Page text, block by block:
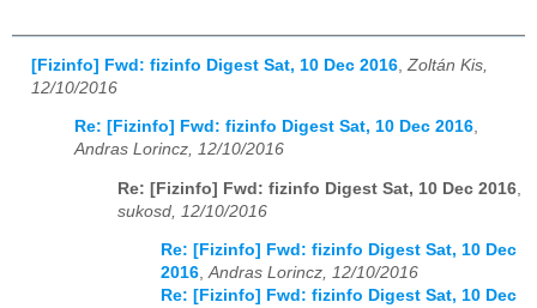
[Fizinfo] Fwd: fizinfo Digest Sat, 10 Dec 2016 Zoltán Kis,
12/10/2016
Re: [Fizinfo] Fwd: fizinfo Digest Sat, 10 Dec 2016,
Andras Lorincz, 12/10/2016
Re: [Fizinfo] Fwd: fizinfo Digest Sat, 10 Dec 2016
sukosd, 12/10/2016
Re: [Fizinfo] Fwd: fizinfo Digest Sat, 10 Dec
2016,Andras Lorincz, 12/10/2016
Re: [Fizinfo] Fwd: fizinfo Digest Sat, 10 Dec